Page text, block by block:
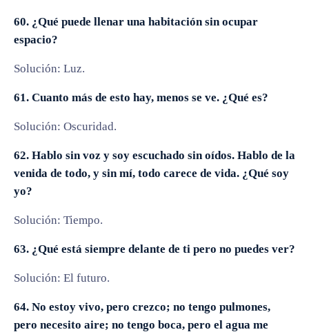
60. ¿Qué puede llenar una habitación sin ocupar
espacio?
Solución: Luz.
61. Cuanto más de esto hay, menos se ve. ¿Qué es?
Solución: Oscuridad.
62. Hablo sin voz y soy escuchado sin oídos. Hablo de la
venida de todo, y sin mí, todo carece de vida. ¿Qué soy
yo?
Solución: Tiempo.
63. ¿Qué está siempre delante de ti pero no puedes ver?
Solución: El futuro.
64. No estoy vivo, pero crezco; no tengo pulmones,
pero necesito aire; no tengo boca, pero el agua me